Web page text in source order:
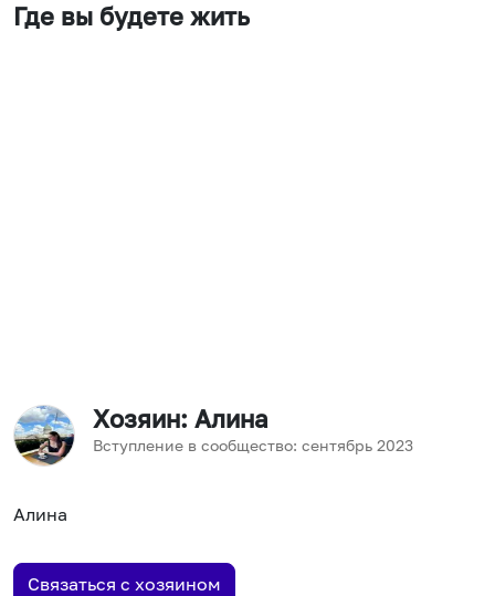
Где вы будете жить
Хозяин: Алина
Вступление в сообщество: сентябрь 2023
Алина
Связаться с хозяином